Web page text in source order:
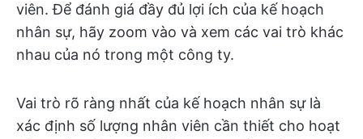
viên. Để đánh giá đầy đủ lợi ích của kế hoạch
nhân sự, hãy zoom vào và xem các vai trò khác
nhau của nó trong một công ty.
Vai trò rõ ràng nhất của kế hoạch nhân sự là
xác định số lượng nhân viên cần thiết cho hoạt